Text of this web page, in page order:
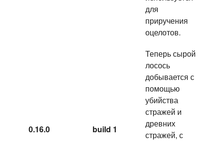
для
приручения
оцелотов.
0.16.0 build 1
Теперь сырой
лосось
добывается с
помощью
убийства
стражей и
древних
стражей, с